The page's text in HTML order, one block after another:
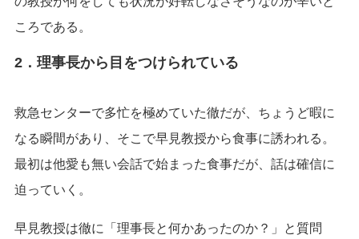
ころである。
2．理事長から目をつけられている
救急センターで多忙を極めていた徹だが、ちょうど暇に
なる瞬間があり、そこで早見教授から食事に誘われる。
最初は他愛も無い会話で始まった食事だが、話は確信に
迫っていく。
早見教授は徹に「理事長と何かあったのか？」と質問